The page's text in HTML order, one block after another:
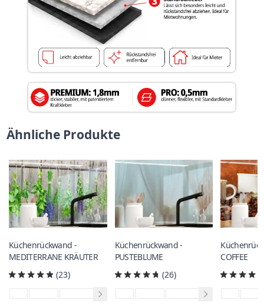
Ähnliche Produkte
Küchenrückwand -
MEDITERRANE KRÄUTER
(23)
Küchenrückwand -
PUSTEBLUME
(26)
COFFEE